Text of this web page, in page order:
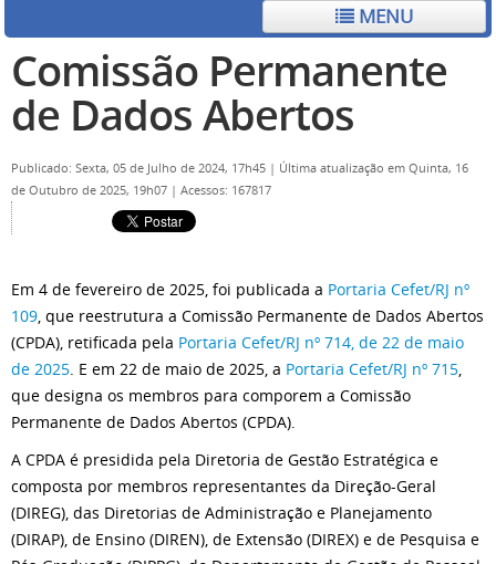
MENU
Comissão Permanente
de Dados Abertos
Publicado: Sexta, 05 de Julho de 2024, 17h45 | Última atualização em Quinta, 16
de Outubro de 2025, 19h07 | Acessos: 167817
Em 4 de fevereiro de 2025, foi publicada a Portaria Cefet/RJ nº
109, que reestrutura a Comissão Permanente de Dados Abertos
(CPDA), retificada pela Portaria Cefet/RJ nº 714, de 22 de maio
de 2025. E em 22 de maio de 2025, a Portaria Cefet/RJ nº 715,
que designa os membros para comporem a Comissão
Permanente de Dados Abertos (CPDA).
A CPDA é presidida pela Diretoria de Gestão Estratégica e
composta por membros representantes da Direção-Geral
(DIREG), das Diretorias de Administração e Planejamento
(DIRAP), de Ensino (DIREN), de Extensão (DIREX) e de Pesquisa e